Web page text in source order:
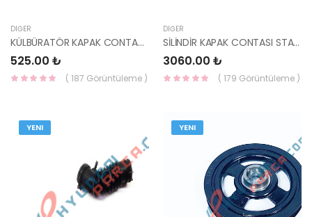
DIĞER
KÜLBÜRATÖR KAPAK CONTASI 0K30E10235-YS
525.00 ₺
( 187 Görüntüleme )
DIĞER
SİLİNDİR KAPAK CONTASI STAREX/PORTER/SORENTO CRDİ 22311-4A020-HMC
3060.00 ₺
( 179 Görüntüleme )
YENI YENI